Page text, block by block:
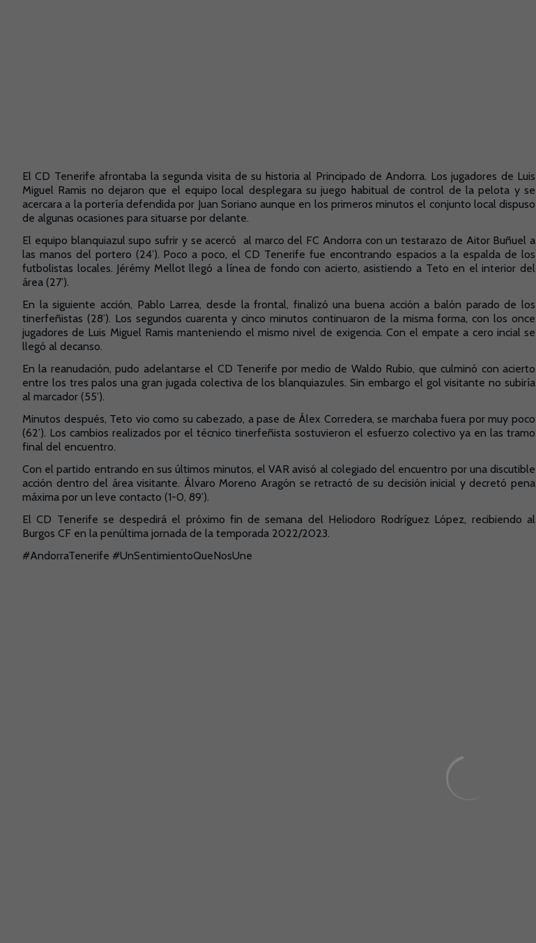
El CD Tenerife afrontaba la segunda visita de su historia al Principado de Andorra. Los jugadores de Luis
Miguel Ramis no dejaron que el equipo local desplegara su juego habitual de control de la pelota y se
acercara a la portería defendida por Juan Soriano aunque en los primeros minutos el conjunto local dispuso
de algunas ocasiones para situarse por delante.
El equipo blanquiazul supo sufrir y se acercó al marco del FC Andorra con un testarazo de Aitor Buñuel a
las manos del portero (24’). Poco a poco, el CD Tenerife fue encontrando espacios a la espalda de los
futbolistas locales. Jérémy Mellot llegó a línea de fondo con acierto, asistiendo a Teto en el interior del
área (27’).
En la siguiente acción, Pablo Larrea, desde la frontal, finalizó una buena acción a balón parado de los
tinerfeñistas (28’). Los segundos cuarenta y cinco minutos continuaron de la misma forma, con los once
jugadores de Luis Miguel Ramis manteniendo el mismo nivel de exigencia. Con el empate a cero incial se
llegó al decanso.
En la reanudación, pudo adelantarse el CD Tenerife por medio de Waldo Rubio, que culminó con acierto
entre los tres palos una gran jugada colectiva de los blanquiazules. Sin embargo el gol visitante no subiría
al marcador (55’).
Minutos después, Teto vio como su cabezado, a pase de Álex Corredera, se marchaba fuera por muy poco
(62’). Los cambios realizados por el técnico tinerfeñista sostuvieron el esfuerzo colectivo ya en las tramo
final del encuentro.
Con el partido entrando en sus últimos minutos, el VAR avisó al colegiado del encuentro por una discutible
acción dentro del área visitante. Álvaro Moreno Aragón se retractó de su decisión inicial y decretó pena
máxima por un leve contacto (1-0, 89’).
El CD Tenerife se despedirá el próximo fin de semana del Heliodoro Rodríguez López, recibiendo al
Burgos CF en la penúltima jornada de la temporada 2022/2023.
#AndorraTenerife #UnSentimientoQueNosUne